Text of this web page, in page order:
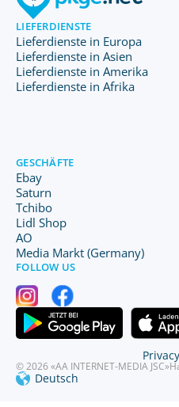
LIEFERDIENSTE
Lieferdienste in Europa
Lieferdienste in Asien
Lieferdienste in Amerika
Lieferdienste in Afrika
GESCHÄFTE
Ebay
Saturn
Tchibo
Lidl Shop
AO
Media Markt (Germany)
FOLLOW US
© 2026 «AA INTERNET-MEDIA JSC»
Deutsch